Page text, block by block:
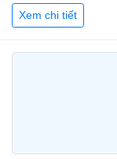
Xem chi tiết